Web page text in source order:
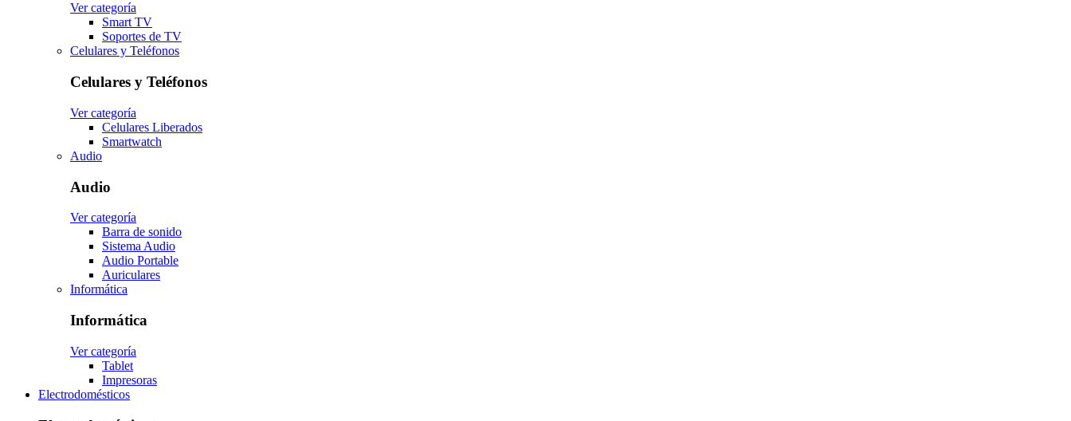
Ver categoría
Smart TV
Soportes de TV
Celulares y Teléfonos
Celulares y Teléfonos
Ver categoría
Celulares Liberados
Smartwatch
Audio
Audio
Ver categoría
Barra de sonido
Sistema Audio
Audio Portable
Auriculares
Informática
Informática
Ver categoría
Tablet
Impresoras
Electrodomésticos